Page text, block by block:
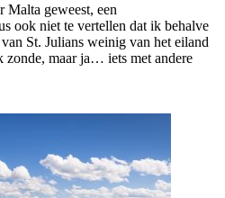
Malta geweest, een
ook niet te vertellen dat ik behalve
St. Julians weinig van het eiland
zonde, maar ja… iets met andere